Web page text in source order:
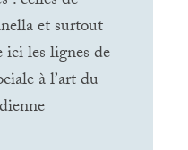
et surtout
ici les lignes de
à l’art du